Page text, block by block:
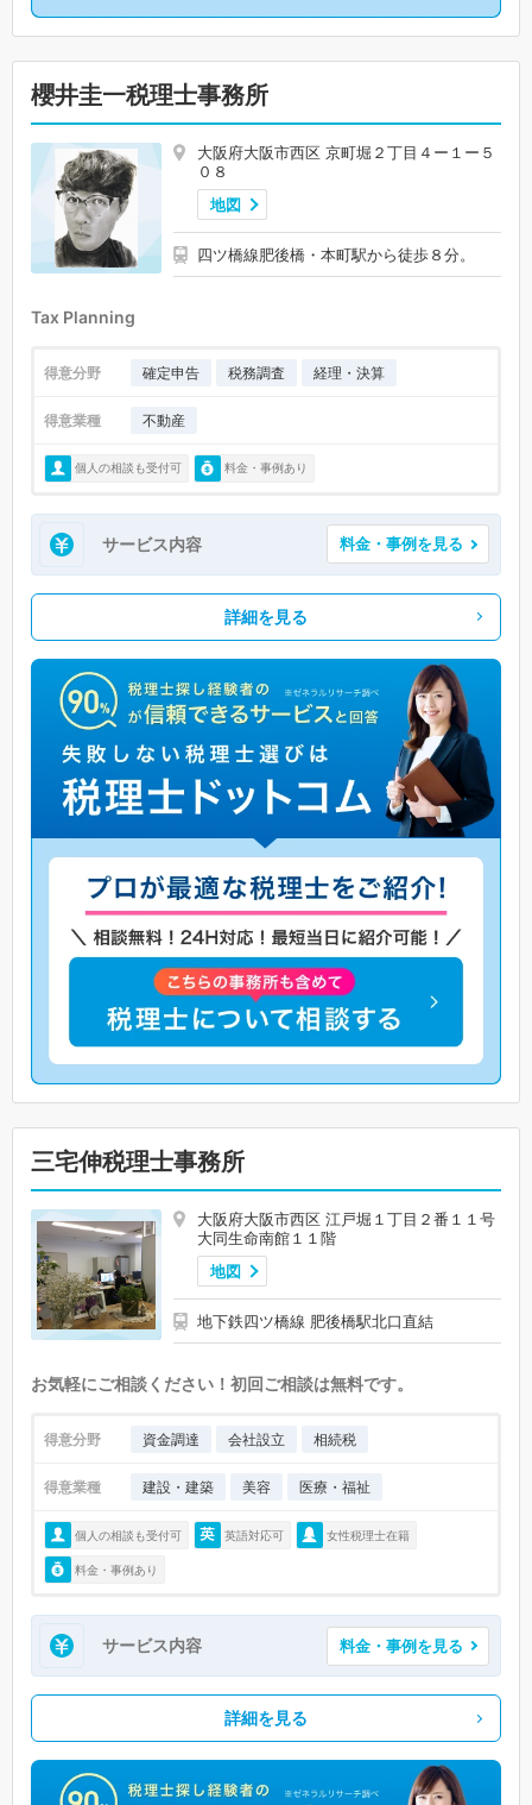
櫻井圭一税理士事務所
大阪府大阪市西区 京町堀２丁目４ー１ー５
０８
地図
四ツ橋線肥後橋・本町駅から徒歩８分。
Tax Planning
得意分野 確定申告 税務調査 経理・決算
得意業種 不動産
個人の相談も受付可 料金・事例あり
サービス内容 料金・事例を見る
詳細を見る
三宅伸税理士事務所
大阪府大阪市西区 江戸堀１丁目２番１１号
大同生命南館１１階
地図
地下鉄四ツ橋線 肥後橋駅北口直結
お気軽にご相談ください！初回ご相談は無料です。
得意分野 資金調達 会社設立 相続税
得意業種 建設・建築 美容 医療・福祉
個人の相談も受付可 英語対応可 女性税理士在籍
料金・事例あり
サービス内容 料金・事例を見る
詳細を見る